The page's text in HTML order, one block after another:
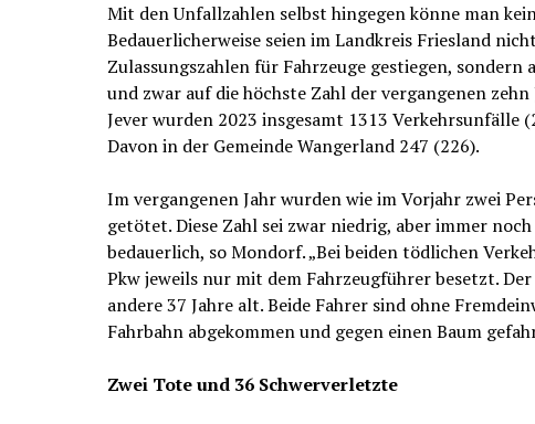
Mit den Unfallzahlen selbst hingegen könne man
Bedauerlicherweise seien im Landkreis Friesland
Zulassungszahlen für Fahrzeuge gestiegen, sondern
und zwar auf die höchste Zahl der vergangenen zehn
Jever wurden 2023 insgesamt 1313 Verkehrsunfälle
Davon in der Gemeinde Wangerland 247 (226).
Im vergangenen Jahr wurden wie im Vorjahr zwei
getötet. Diese Zahl sei zwar niedrig, aber immer
bedauerlich, so Mondorf. „Bei beiden tödlichen
Pkw jeweils nur mit dem Fahrzeugführer besetzt. Der
andere 37 Jahre alt. Beide Fahrer sind ohne
Fahrbahn abgekommen und gegen einen Baum
Zwei Tote und 36 Schwerverletzte